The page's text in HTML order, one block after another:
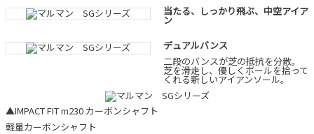
当たる、しっかり飛ぶ、中空アイア
ン
デュアルバンス
二段のバンスが芝の抵抗を分散。
芝を滑走し、優しくボールを拾って
くれる新しいアイアンソール。
▲IMPACT FIT m230 カーボンシャフト
軽量カーボンシャフト